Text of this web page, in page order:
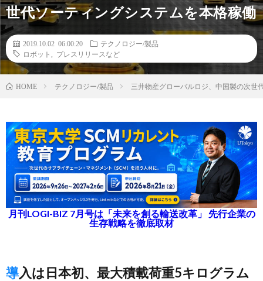
世代ソーティングシステムを本格稼働
2019.10.02 06:00:20
テクノロジー/製品
ロボット
プレスリリースなど
HOME テクノロジー/製品 三井物産グローバルロジ、中国製の次世
月刊LOGI-BIZ 7月号は「未来を創る輸送改革」 先行企業の
生存戦略を徹底取材
導入は日本初、最大積載荷重5キログラム